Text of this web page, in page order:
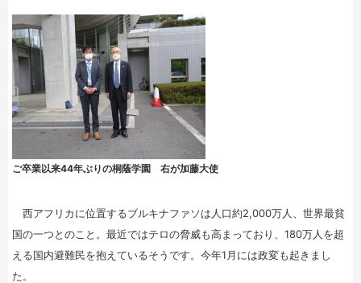
ご卒業以来44年ぶりの桐蔭学園 右が加藤大使
西アフリカに位置するブルキナファソは人口約2,000万人、世界最貧
国の一つとのこと。最近ではテロの脅威も高まっており、180万人を超
える国内避難民を抱えているそうです。今年1月には政変も起きまし
た。